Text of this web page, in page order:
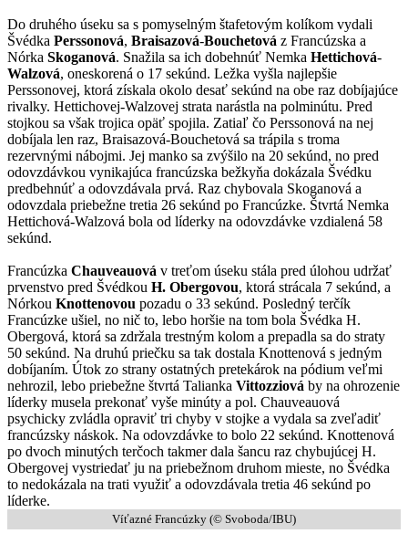
Do druhého úseku sa s pomyselným štafetovým kolíkom vydali
Švédka Perssonová, Braisazová-Bouchetová z Francúzska a
Nórka Skoganová. Snažila sa ich dobehnúť Nemka Hettichová-
Walzová, oneskorená o 17 sekúnd. Ležka vyšla najlepšie
Perssonovej, ktorá získala okolo desať sekúnd na obe raz dobíjajúce
rivalky. Hettichovej-Walzovej strata narástla na polminútu. Pred
stojkou sa však trojica opäť spojila. Zatiaľ čo Perssonová na nej
dobíjala len raz, Braisazová-Bouchetová sa trápila s troma
rezervnými nábojmi. Jej manko sa zvýšilo na 20 sekúnd, no pred
odovzdávkou vynikajúca francúzska bežkyňa dokázala Švédku
predbehnúť a odovzdávala prvá. Raz chybovala Skoganová a
odovzdala priebežne tretia 26 sekúnd po Francúzke. Štvrtá Nemka
Hettichová-Walzová bola od líderky na odovzdávke vzdialená 58
sekúnd.
Francúzka Chauveauová v treťom úseku stála pred úlohou udržať
prvenstvo pred Švédkou H. Obergovou, ktorá strácala 7 sekúnd, a
Nórkou Knottenovou pozadu o 33 sekúnd. Posledný terčík
Francúzke ušiel, no nič to, lebo horšie na tom bola Švédka H.
Obergová, ktorá sa zdržala trestným kolom a prepadla sa do straty
50 sekúnd. Na druhú priečku sa tak dostala Knottenová s jedným
dobíjaním. Útok zo strany ostatných pretekárok na pódium veľmi
nehrozil, lebo priebežne štvrtá Talianka Vittozziová by na ohrozenie
líderky musela prekonať vyše minúty a pol. Chauveauová
psychicky zvládla opraviť tri chyby v stojke a vydala sa zveľadiť
francúzsky náskok. Na odovzdávke to bolo 22 sekúnd. Knottenová
po dvoch minutých terčoch takmer dala šancu raz chybujúcej H.
Obergovej vystriedať ju na priebežnom druhom mieste, no Švédka
to nedokázala na trati využiť a odovzdávala tretia 46 sekúnd po
líderke.
Víťazné Francúzky (© Svoboda/IBU)